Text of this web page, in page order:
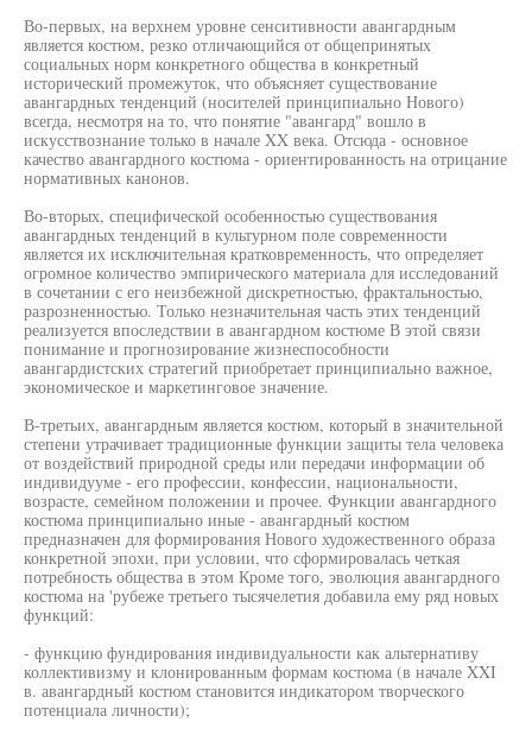
Во-первых, на верхнем уровне сенситивности авангардным
является костюм, резко отличающийся от общепринятых
социальных норм конкретного общества в конкретный
исторический промежуток, что объясняет существование
авангардных тенденций (носителей принципиально Нового)
всегда, несмотря на то, что понятие "авангард" вошло в
искусствознание только в начале XX века. Отсюда - основное
качество авангардного костюма - ориентированность на отрицание
нормативных канонов.
Во-вторых, специфической особенностью существования
авангардных тенденций в культурном поле современности
является их исключительная кратковременность, что определяет
огромное количество эмпирического материала для исследований
в сочетании с его неизбежной дискретностью, фрактальностью,
разрозненностью. Только незначительная часть этих тенденций
реализуется впоследствии в авангардном костюме В этой связи
понимание и прогнозирование жизнеспособности
авангардистских стратегий приобретает принципиально важное,
экономическое и маркетинговое значение.
В-третьих, авангардным является костюм, который в значительной
степени утрачивает традиционные функции защиты тела человека
от воздействий природной среды или передачи информации об
индивидууме - его профессии, конфессии, национальности,
возрасте, семейном положении и прочее. Функции авангардного
костюма принципиально иные - авангардный костюм
предназначен для формирования Нового художественного образа
конкретной эпохи, при условии, что сформировалась четкая
потребность общества в этом Кроме того, эволюция авангардного
костюма на 'рубеже третьего тысячелетия добавила ему ряд новых
функций:
- функцию фундирования индивидуальности как альтернативу
коллективизму и клонированным формам костюма (в начале XXI
в. авангардный костюм становится индикатором творческого
потенциала личности);